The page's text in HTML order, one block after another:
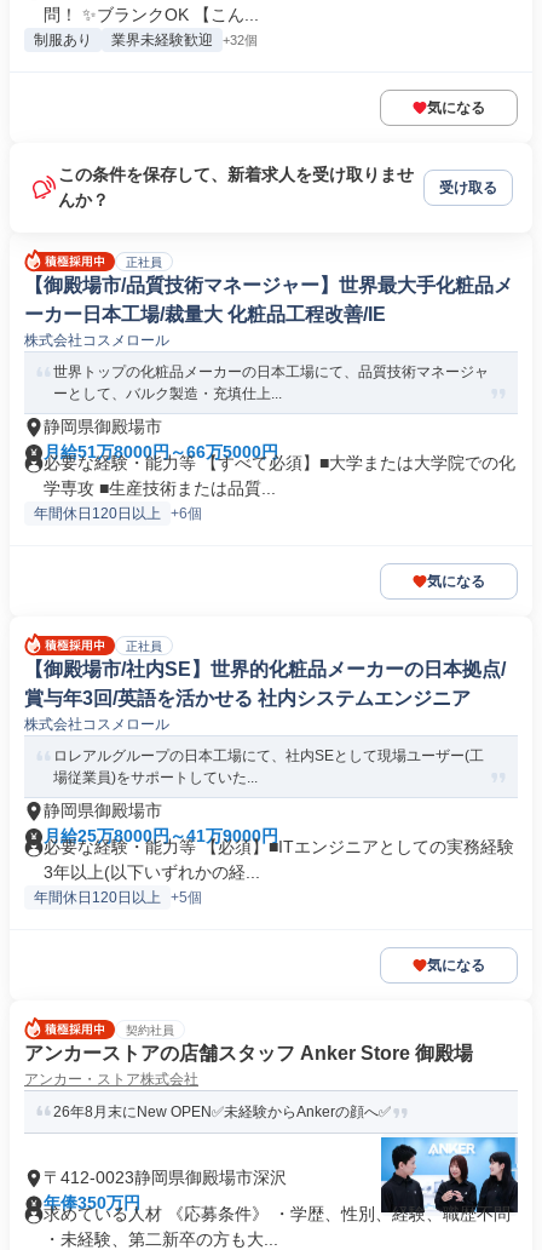
問！ ✨ブランクOK 【こん...
制服あり 業界未経験歓迎 +32個
気になる
この条件を保存して、新着求人を受け取りませ
んか？
受け取る
正社員
【御殿場市/品質技術マネージャー】世界最大手化粧品メ
ーカー日本工場/裁量大 化粧品工程改善/IE
株式会社コスメロール
世界トップの化粧品メーカーの日本工場にて、品質技術マネージャ
ーとして、バルク製造・充填仕上...
静岡県御殿場市
月給51万8000円～66万5000円
必要な経験・能力等 【すべて必須】■大学または大学院での化
学専攻 ■生産技術または品質...
年間休日120日以上 +6個
気になる
正社員
【御殿場市/社内SE】世界的化粧品メーカーの日本拠点/
賞与年3回/英語を活かせる 社内システムエンジニア
株式会社コスメロール
ロレアルグループの日本工場にて、社内SEとして現場ユーザー(工
場従業員)をサポートしていた...
静岡県御殿場市
月給25万8000円～41万9000円
必要な経験・能力等 【必須】■ITエンジニアとしての実務経験
3年以上(以下いずれかの経...
年間休日120日以上 +5個
気になる
契約社員
アンカーストアの店舗スタッフ Anker Store 御殿場
アンカー・ストア株式会社
26年8月末にNew OPEN✅未経験からAnkerの顔へ✅
〒412-0023静岡県御殿場市深沢
年俸350万円
求めている人材 《応募条件》 ・学歴、性別、経験、職歴不問
・未経験、第二新卒の方も大...